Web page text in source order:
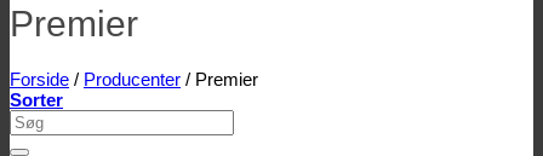
Premier
Forside / Producenter / Premier
Sorter
Søg
efter: